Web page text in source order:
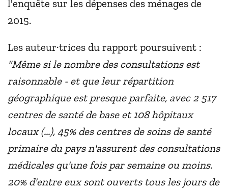
l'enquête sur les dépenses des ménages de
2015.
Les auteur·trices du rapport poursuivent :
"Même si le nombre des consultations est
raisonnable - et que leur répartition
géographique est presque parfaite, avec 2 517
centres de santé de base et 108 hôpitaux
locaux (...), 45% des centres de soins de santé
primaire du pays n'assurent des consultations
médicales qu'une fois par semaine ou moins.
20% d'entre eux sont ouverts tous les jours de